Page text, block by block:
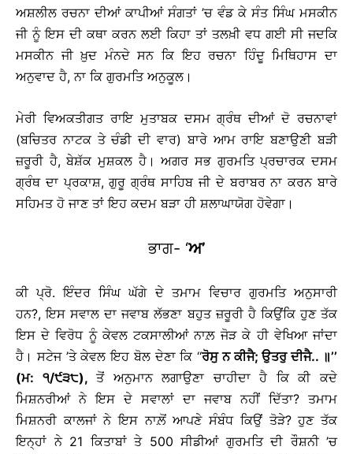
ਅਸ਼ਲੀਲ ਰਚਨਾ ਦੀਆਂ ਕਾਪੀਆਂ ਸੰਗਤਾਂ ’ਚ ਵੰਡ ਕੇ ਸੰਤ ਸਿੰਘ ਮਸਕੀਨ
ਜੀ ਨੂੰ ਇਸ ਦੀ ਕਥਾ ਕਰਨ ਲਈ ਕਿਹਾ ਤਾਂ ਤਲਖ਼ੀ ਵਧ ਗਈ ਸੀ ਜਦਕਿ
ਮਸਕੀਨ ਜੀ ਖ਼ੁਦ ਮੰਨਦੇ ਸਨ ਕਿ ਇਹ ਰਚਨਾ ਹਿੰਦੂ ਮਿਥਿਹਾਸ ਦਾ
ਅਨੁਵਾਦ ਹੈ, ਨਾ ਕਿ ਗੁਰਮਤਿ ਅਨੁਕੂਲ।
ਮੇਰੀ ਵਿਅਕਤੀਗਤ ਰਾਇ ਮੁਤਾਬਕ ਦਸਮ ਗ੍ਰੰਥ ਦੀਆਂ ਦੋ ਰਚਨਾਵਾਂ
(ਬਚਿਤਰ ਨਾਟਕ ਤੇ ਚੰਡੀ ਦੀ ਵਾਰ) ਬਾਰੇ ਆਮ ਰਾਇ ਬਣਾਉਣੀ ਬੜੀ
ਜ਼ਰੂਰੀ ਹੈ, ਬੇਸ਼ੱਕ ਮੁਸ਼ਕਲ ਹੈ। ਅਗਰ ਸਭ ਗੁਰਮਤਿ ਪ੍ਰਚਾਰਕ ਦਸਮ
ਗ੍ਰੰਥ ਦਾ ਪ੍ਰਕਾਸ਼, ਗੁਰੂ ਗ੍ਰੰਥ ਸਾਹਿਬ ਜੀ ਦੇ ਬਰਾਬਰ ਨਾ ਕਰਨ ਬਾਰੇ
ਸਹਿਮਤ ਹੋ ਜਾਣ ਤਾਂ ਇਹ ਕਦਮ ਬੜਾ ਹੀ ਸ਼ਲਾਘਾਯੋਗ ਹੋਵੇਗਾ।
ਭਾਗ- ‘ਅ’
ਕੀ ਪ੍ਰੋ. ਇੰਦਰ ਸਿੰਘ ਘੱਗੇ ਦੇ ਤਮਾਮ ਵਿਚਾਰ ਗੁਰਮਤਿ ਅਨੁਸਾਰੀ
ਹਨ?, ਇਸ ਸਵਾਲ ਦਾ ਜਵਾਬ ਲੱਭਣਾ ਬਹੁਤ ਜ਼ਰੂਰੀ ਹੈ ਕਿਉਂਕਿ ਹੁਣ ਤੱਕ
ਇਸ ਦੇ ਵਿਰੋਧ ਨੂੰ ਕੇਵਲ ਟਕਸਾਲੀਆਂ ਨਾਲ਼ ਜੋੜ ਕੇ ਹੀ ਵੇਖਿਆ ਜਾਂਦਾ
ਹੈ। ਸਟੇਜ ’ਤੇ ਕੇਵਲ ਇਹ ਬੋਲ ਦੇਣਾ ਕਿ ‘‘ਰੋਸੁ ਨ ਕੀਜੈ; ਉਤਰੁ ਦੀਜੈ.. ॥’’
(ਮ: ੧/੯੩੮), ਤੋਂ ਅਨੁਮਾਨ ਲਗਾਉਣਾ ਚਾਹੀਦਾ ਹੈ ਕਿ ਕੀ ਕਦੇ
ਮਿਸ਼ਨਰੀਆਂ ਨੇ ਇਸ ਦੇ ਸਵਾਲਾਂ ਦਾ ਜਵਾਬ ਨਹੀਂ ਦਿੱਤਾ? ਤਮਾਮ
ਮਿਸ਼ਨਰੀ ਕਾਲਜਾਂ ਨੇ ਇਸ ਨਾਲ਼ੋਂ ਆਪਣੇ ਸੰਬੰਧ ਕਿਉਂ ਤੋੜੇ? ਹੁਣ ਤੱਕ
ਇਨ੍ਹਾਂ ਨੇ 21 ਕਿਤਾਬਾਂ ਤੇ 500 ਸੀਡੀਆਂ ਗੁਰਮਤਿ ਦੀ ਰੌਸ਼ਨੀ ’ਚ